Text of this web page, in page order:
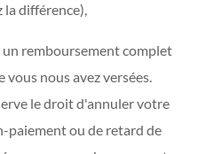
la différence),
remboursement complet
vous nous avez versées.
le droit d'annuler votre
paiement ou de retard de